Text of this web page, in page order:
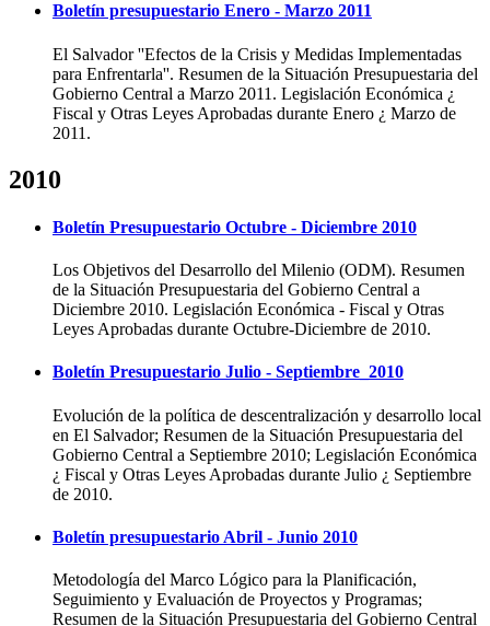
Boletín presupuestario Enero - Marzo 2011
El Salvador ''Efectos de la Crisis y Medidas Implementadas
para Enfrentarla''. Resumen de la Situación Presupuestaria del
Gobierno Central a Marzo 2011. Legislación Económica ¿
Fiscal y Otras Leyes Aprobadas durante Enero ¿ Marzo de
2011.
2010
Boletín Presupuestario Octubre - Diciembre 2010
Los Objetivos del Desarrollo del Milenio (ODM). Resumen
de la Situación Presupuestaria del Gobierno Central a
Diciembre 2010. Legislación Económica - Fiscal y Otras
Leyes Aprobadas durante Octubre-Diciembre de 2010.
Boletín Presupuestario Julio - Septiembre_2010
Evolución de la política de descentralización y desarrollo local
en El Salvador; Resumen de la Situación Presupuestaria del
Gobierno Central a Septiembre 2010; Legislación Económica
¿ Fiscal y Otras Leyes Aprobadas durante Julio ¿ Septiembre
de 2010.
Boletín presupuestario Abril - Junio 2010
Metodología del Marco Lógico para la Planificación,
Seguimiento y Evaluación de Proyectos y Programas;
Resumen de la Situación Presupuestaria del Gobierno Central